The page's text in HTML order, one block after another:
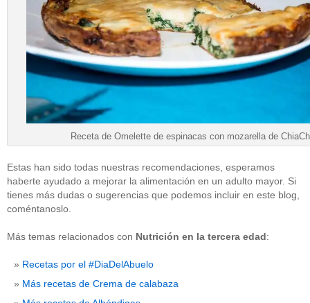
Receta de Omelette de espinacas con mozarella de
Estas han sido todas nuestras recomendaciones, esperamos
haberte ayudado a mejorar la alimentación en un adulto mayor. Si
tienes más dudas o sugerencias que podemos incluir en este blog,
coméntanoslo.
Más temas relacionados con Nutrición en la tercera edad:
Recetas por el #DiaDelAbuelo
Más recetas de Crema de calabaza